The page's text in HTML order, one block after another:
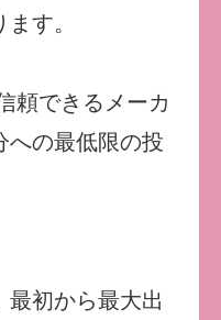
す。
頼できるメーカ
への最低限の投
最初から最大出